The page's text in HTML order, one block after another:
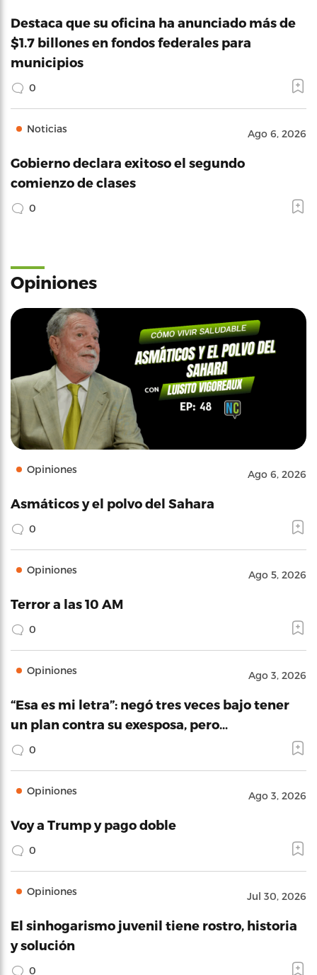
Destaca que su oficina ha anunciado más de
$1.7 billones en fondos federales para
municipios
0
Noticias Ago 6, 2026
Gobierno declara exitoso el segundo
comienzo de clases
0
Opiniones
Opiniones Ago 6, 2026
Asmáticos y el polvo del Sahara
0
Opiniones Ago 5, 2026
Terror a las 10 AM
0
Opiniones Ago 3, 2026
“Esa es mi letra”: negó tres veces bajo tener
un plan contra su exesposa, pero…
0
Opiniones Ago 3, 2026
Voy a Trump y pago doble
0
Opiniones Jul 30, 2026
El sinhogarismo juvenil tiene rostro, historia
y solución
0